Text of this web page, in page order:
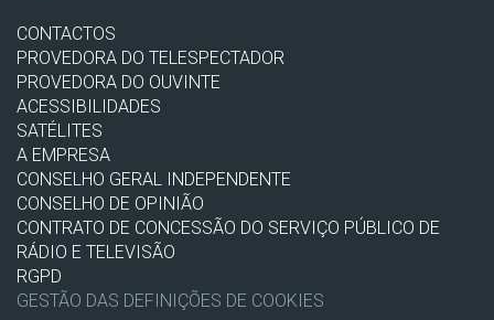
CONTACTOS
PROVEDORA DO TELESPECTADOR
PROVEDORA DO OUVINTE
ACESSIBILIDADES
SATÉLITES
A EMPRESA
CONSELHO GERAL INDEPENDENTE
CONSELHO DE OPINIÃO
CONTRATO DE CONCESSÃO DO SERVIÇO PÚBLICO DE
RÁDIO E TELEVISÃO
RGPD
GESTÃO DAS DEFINIÇÕES DE COOKIES